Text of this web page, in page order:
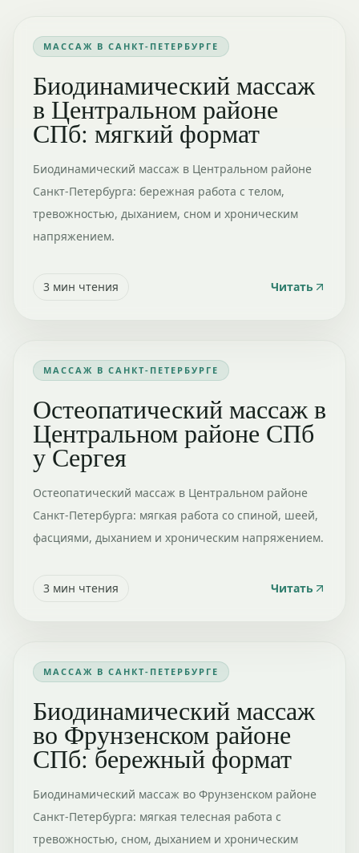
МАССАЖ В САНКТ-ПЕТЕРБУРГЕ
Биодинамический массаж
в Центральном районе
СПб: мягкий формат
Биодинамический массаж в Центральном районе
Санкт-Петербурга: бережная работа с телом,
тревожностью, дыханием, сном и хроническим
напряжением.
3 мин чтения Читать
МАССАЖ В САНКТ-ПЕТЕРБУРГЕ
Остеопатический массаж в
Центральном районе СПб
у Сергея
Остеопатический массаж в Центральном районе
Санкт-Петербурга: мягкая работа со спиной, шеей,
фасциями, дыханием и хроническим напряжением.
3 мин чтения Читать
МАССАЖ В САНКТ-ПЕТЕРБУРГЕ
Биодинамический массаж
во Фрунзенском районе
СПб: бережный формат
Биодинамический массаж во Фрунзенском районе
Санкт-Петербурга: мягкая телесная работа с
тревожностью, сном, дыханием и хроническим